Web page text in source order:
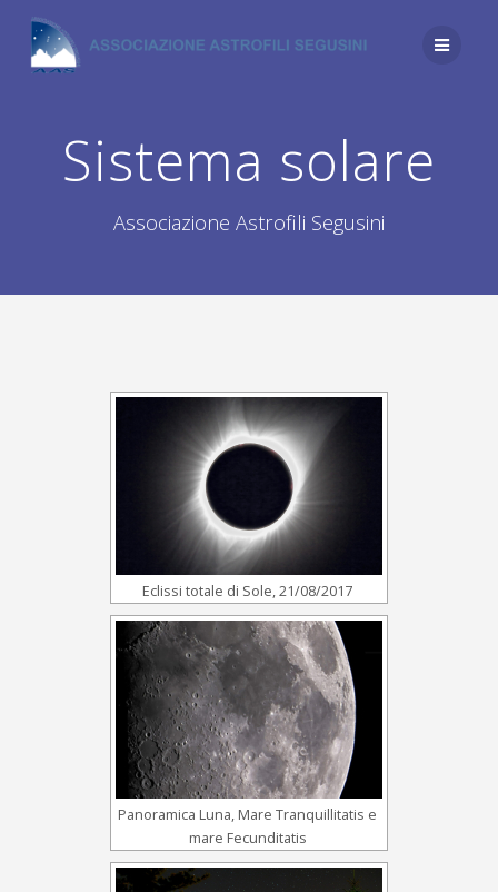
contenuto
Sistema solare
Associazione Astrofili Segusini
Eclissi totale di Sole, 21/08/2017
Panoramica Luna, Mare Tranquillitatis e
mare Fecunditatis